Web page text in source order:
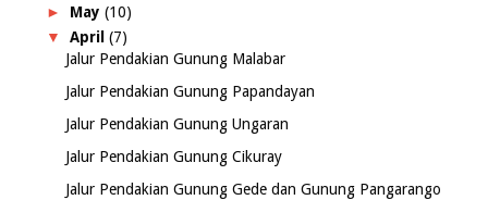
► May (10)
▼ April (7)
Jalur Pendakian Gunung Malabar
Jalur Pendakian Gunung Papandayan
Jalur Pendakian Gunung Ungaran
Jalur Pendakian Gunung Cikuray
Jalur Pendakian Gunung Gede dan Gunung Pangarango